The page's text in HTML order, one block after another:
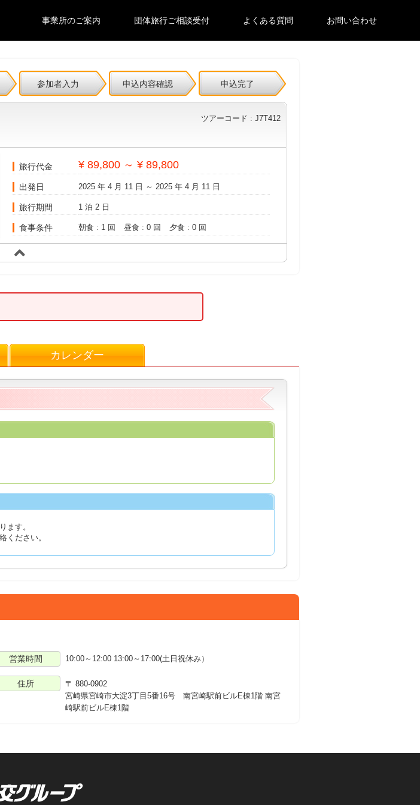
事業所のご案内 団体旅行ご相談受付 よくある質問 お問い合わせ
参加者入力 申込内容確認 申込完了
ツアーコード : J7T412
旅行代金 ¥ 89,800 ～ ¥ 89,800
出発日 2025 年 4 月 11 日 ～ 2025 年 4 月 11 日
旅行期間 1 泊 2 日
食事条件 朝食 : 1 回 昼食 : 0 回 夕食 : 0 回
カレンダー
ます。
ください。
営業時間 10:00～12:00 13:00～17:00(土日祝休み）
住所
〒 880-0902
宮崎県宮崎市大淀3丁目5番16号 南宮崎駅前ビルE棟1階 南宮
崎駅前ビルE棟1階